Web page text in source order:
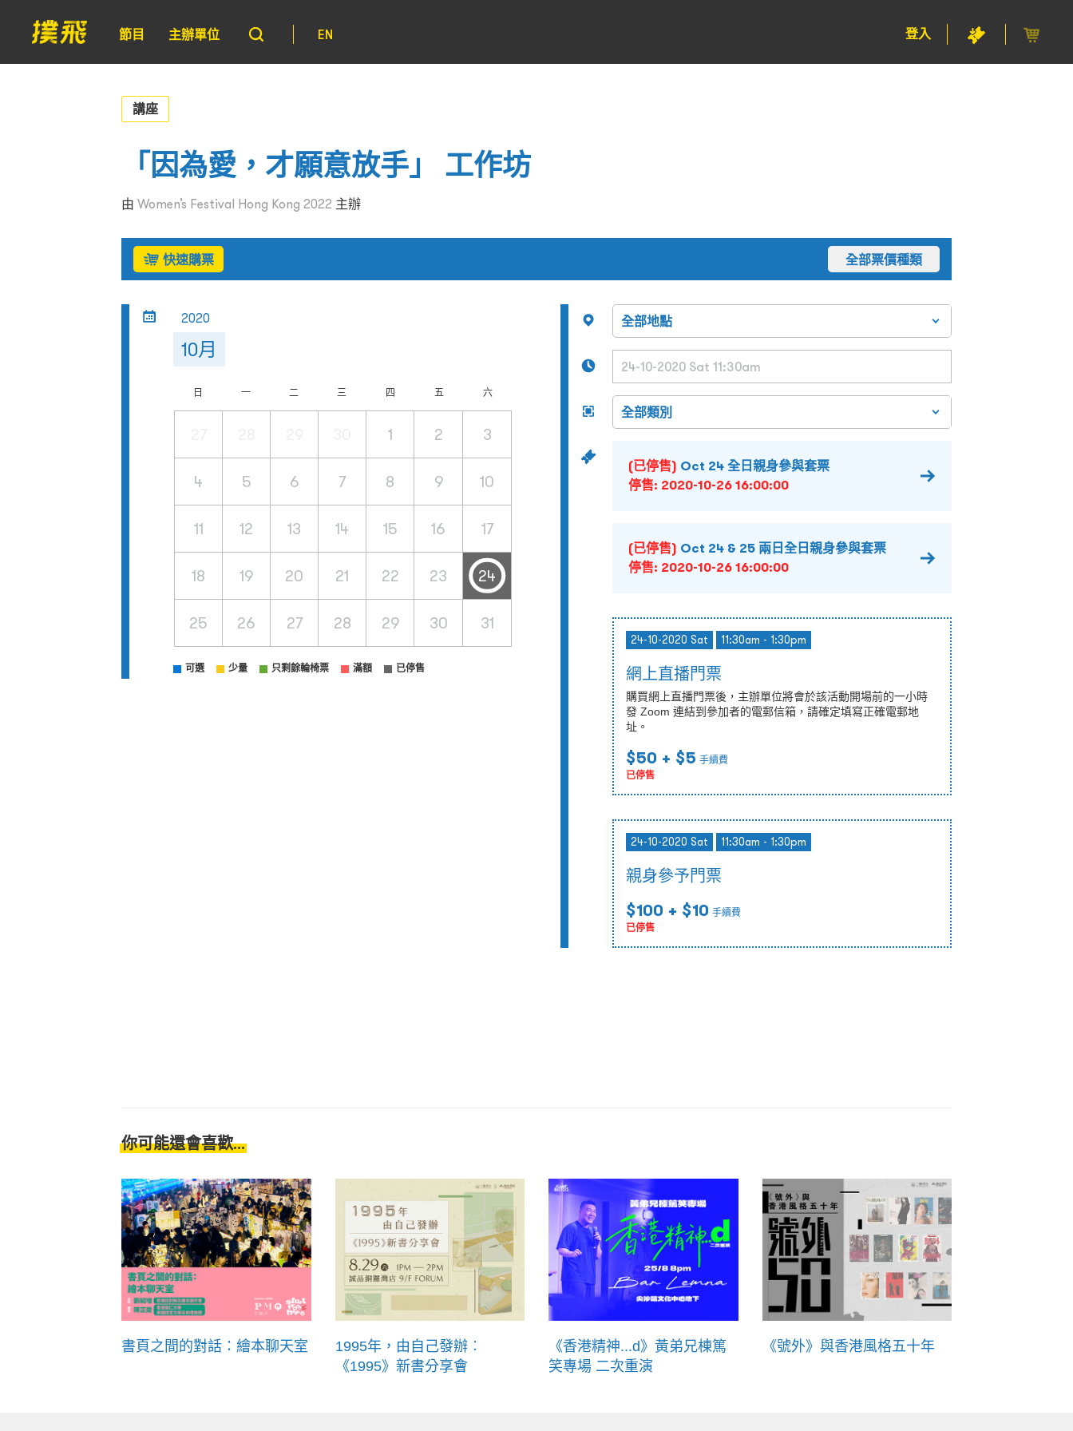
節目 主辦單位 EN 登入
講座
「因為愛，才願意放手」 工作坊
由 Women’s Festival Hong Kong 2022 主辦
快速購票 全部票價種類
2020
10月
日 一 二 三 四 五 六
1 2 3
4 5 6 7 8 9 10
11 12 13 14 15 16 17
18 19 20 21 22 23 24
25 26 27 28 29 30 31
可選 少量 只剩餘輪椅票 滿額 已停售
(已停售) Oct 24 全日親身參與套票
停售: 2020-10-26 16:00:00
(已停售) Oct 24 & 25 兩日全日親身參與套票
停售: 2020-10-26 16:00:00
24-10-2020 Sat 11:30am - 1:30pm
網上直播門票
購買網上直播門票後，主辦單位將會於該活動開場前的一小時
發 Zoom 連結到參加者的電郵信箱，請確定填寫正確電郵地
址。
$50 + $5 手續費
已停售
24-10-2020 Sat 11:30am - 1:30pm
親身參予門票
$100 + $10 手續費
已停售
你可能還會喜歡...
書頁之間的對話：繪本聊天室
1995年，由自己發辦︰
《1995》新書分享會
《香港精神...d》黃弟兄棟篤
笑專場 二次重演
《號外》與香港風格五十年